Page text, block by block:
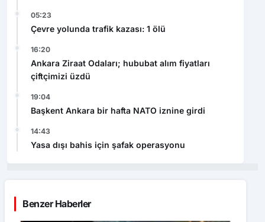
05:23
Çevre yolunda trafik kazası: 1 ölü
16:20
Ankara Ziraat Odaları; hububat alım fiyatları
çiftçimizi üzdü
19:04
Başkent Ankara bir hafta NATO iznine girdi
14:43
Yasa dışı bahis için şafak operasyonu
Benzer Haberler